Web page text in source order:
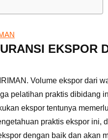
EKSPOR
Volume ekspor dari
pelatihan praktis dibidang
ekspor tentunya
praktis ekspor ini,
dengan baik dan akan